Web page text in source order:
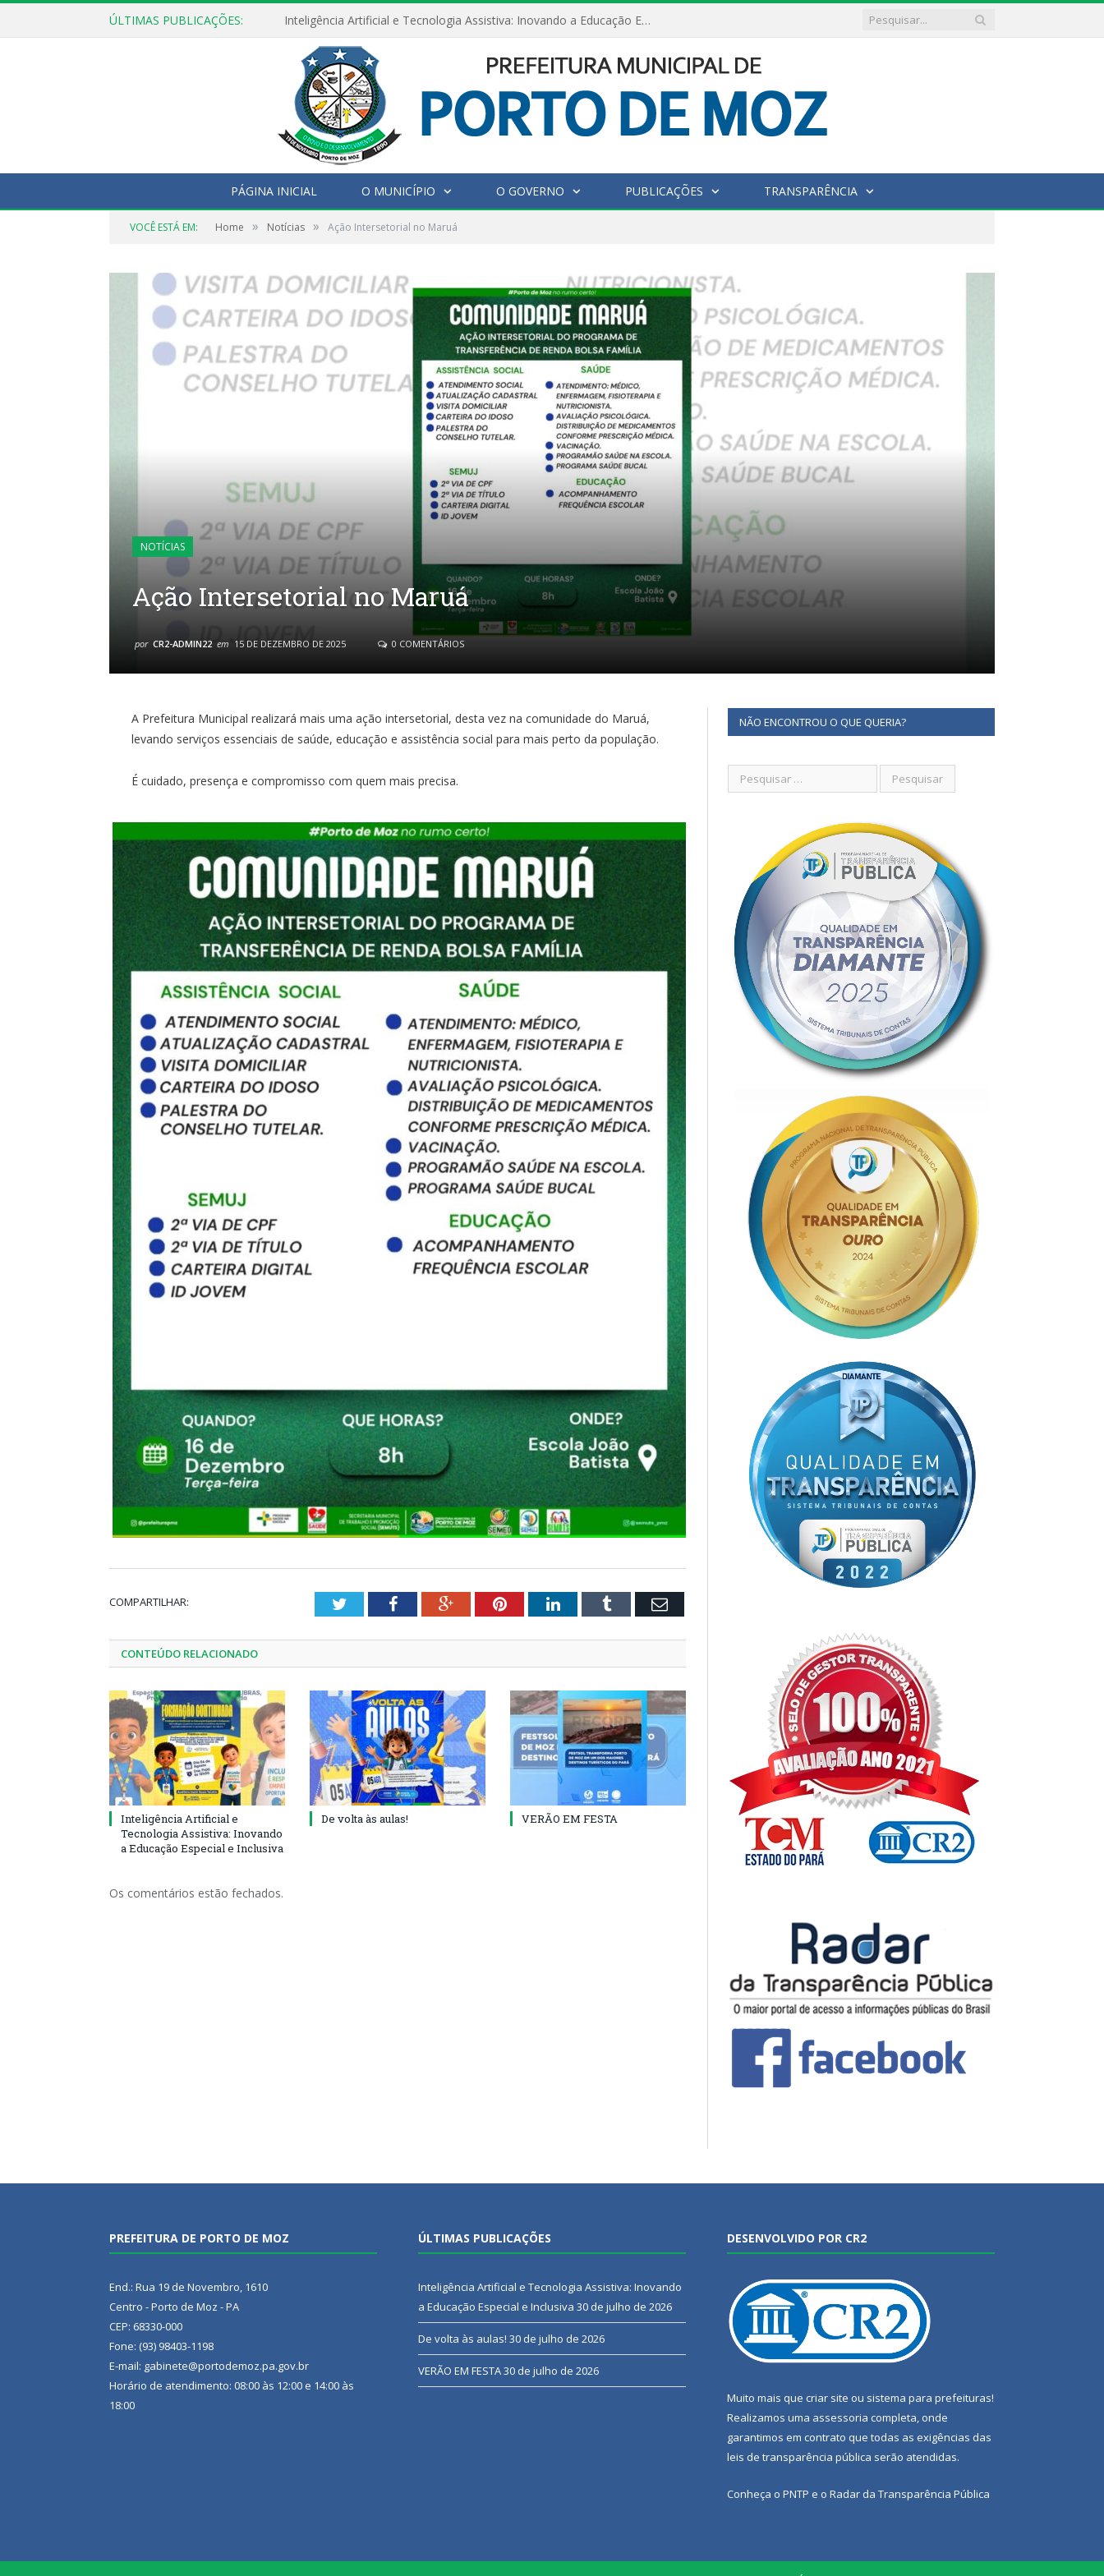
ÚLTIMAS PUBLICAÇÕES: Inteligência Artificial e Tecnologia Assistiva: Inovando a Educação Especial e Inclusiva
PÁGINA INICIAL O MUNICÍPIO O GOVERNO PUBLICAÇÕES TRANSPARÊNCIA
VOCÊ ESTÁ EM: Home » Notícias » Ação Intersetorial no Maruá
NOTÍCIAS
Ação Intersetorial no Maruá
por CR2-ADMIN22 em 15 DE DEZEMBRO DE 2025 0 COMENTÁRIOS
A Prefeitura Municipal realizará mais uma ação intersetorial, desta vez na comunidade do Maruá,
levando serviços essenciais de saúde, educação e assistência social para mais perto da população.
É cuidado, presença e compromisso com quem mais precisa.
COMPARTILHAR: TwitterFacebookGoogle+PinterestLinkedInTumblr Email
CONTEÚDO RELACIONADO
Inteligência Artificial e
Tecnologia Assistiva: Inovando
a Educação Especial e Inclusiva
De volta às aulas! VERÃO EM FESTA
Os comentários estão fechados.
NÃO ENCONTROU O QUE QUERIA?
PREFEITURA DE PORTO DE MOZ
End.: Rua 19 de Novembro, 1610
Centro - Porto de Moz - PA
CEP: 68330-000
Fone: (93) 98403-1198
E-mail: gabinete@portodemoz.pa.gov.br
Horário de atendimento: 08:00 às 12:00 e 14:00 às
18:00
ÚLTIMAS PUBLICAÇÕES
Inteligência Artificial e Tecnologia Assistiva: Inovando
a Educação Especial e Inclusiva 30 de julho de 2026
De volta às aulas! 30 de julho de 2026
VERÃO EM FESTA30 de julho de 2026
DESENVOLVIDO POR CR2
Muito mais que criar site ou sistema para prefeituras!
Realizamos uma assessoria completa, onde
garantimos em contrato que todas as exigências das
leis de transparência pública serão atendidas.
Conheça o PNTP e o Radar da Transparência Pública